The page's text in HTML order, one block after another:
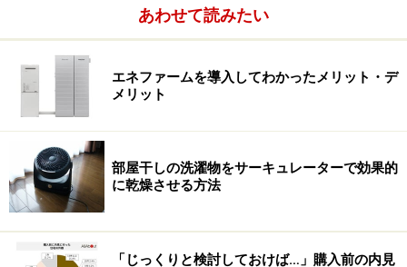
仕事を持っていたり、庭仕事が好きじゃなかったら、こ
際は、どこまで手をかけることができるのか、も充分考
あわせて読みたい
エネファームを導入してわかったメリット・デ
メリット
部屋干しの洗濯物をサーキュレーターで効果的
に乾燥させる方法
「じっくりと検討しておけば…」購入前の内見